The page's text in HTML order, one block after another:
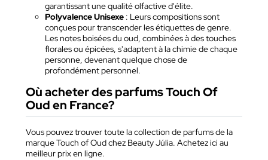
garantissant une qualité olfactive d'élite.
Polyvalence Unisexe : Leurs compositions sont
conçues pour transcender les étiquettes de genre.
Les notes boisées du oud, combinées à des touches
florales ou épicées, s'adaptent à la chimie de chaque
personne, devenant quelque chose de
profondément personnel.
Où acheter des parfums Touch Of
Oud en France?
Vous pouvez trouver toute la collection de parfums de la
marque Touch of Oud chez Beauty Júlia. Achetez ici au
meilleur prix en ligne.